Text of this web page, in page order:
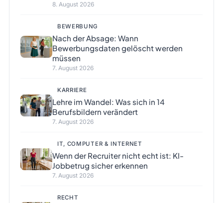
8. August 2026
BEWERBUNG
Nach der Absage: Wann
Bewerbungsdaten gelöscht werden
müssen
7. August 2026
KARRIERE
Lehre im Wandel: Was sich in 14
Berufsbildern verändert
7. August 2026
IT, COMPUTER & INTERNET
Wenn der Recruiter nicht echt ist: KI-
Jobbetrug sicher erkennen
7. August 2026
RECHT